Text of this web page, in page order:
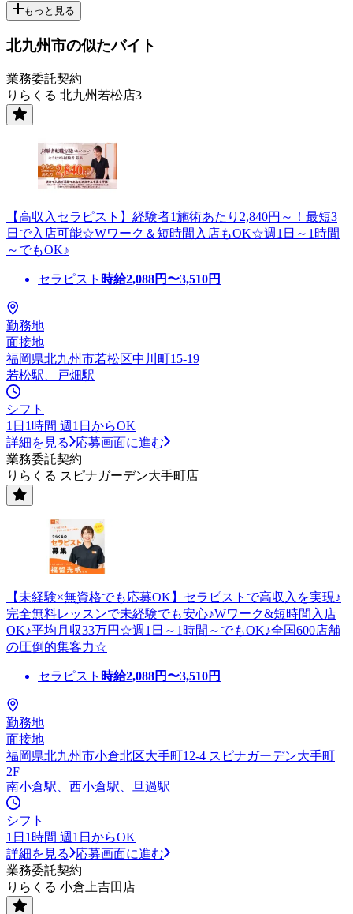
もっと見る
北九州市の似たバイト
業務委託契約
りらくる 北九州若松店3
【高収入セラピスト】経験者1施術あたり2,840円～！最短3
日で入店可能☆Wワーク＆短時間入店もOK☆週1日～1時間
～でもOK♪
セラピスト 時給2,088円〜3,510円
勤務地
面接地
福岡県北九州市若松区中川町15-19
若松駅、戸畑駅
シフト
1日1時間 週1日からOK
詳細を見る
応募画面に進む
業務委託契約
りらくる スピナガーデン大手町店
【未経験×無資格でも応募OK】セラピストで高収入を実現♪
完全無料レッスンで未経験でも安心♪Wワーク&短時間入店
OK♪平均月収33万円☆週1日～1時間～でもOK♪全国600店舗
の圧倒的集客力☆
セラピスト 時給2,088円〜3,510円
勤務地
面接地
福岡県北九州市小倉北区大手町12-4 スピナガーデン大手町
2F
南小倉駅、西小倉駅、旦過駅
シフト
1日1時間 週1日からOK
詳細を見る
応募画面に進む
業務委託契約
りらくる 小倉上吉田店